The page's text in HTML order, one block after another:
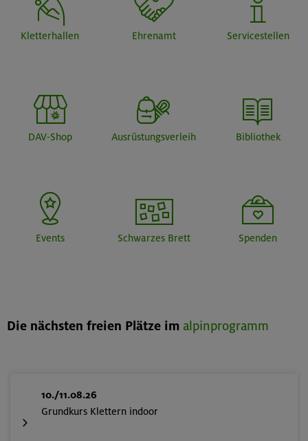
Kletterhallen Ehrenamt Servicestellen
DAV-Shop Ausrüstungsverleih Bibliothek
Events Schwarzes Brett Spenden
Die nächsten freien Plätze im alpinprogramm
10./11.08.26
Grundkurs Klettern indoor